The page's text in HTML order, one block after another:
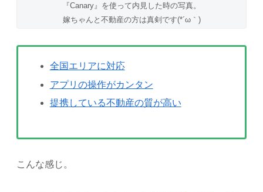
『Canary』を使って内見した時の写真。
嫁ちゃんと不動産の方は真剣です(*´ω｀)
全国エリアに対応
アプリの操作がカンタン
提携している不動産の質が高い
こんな感じ。